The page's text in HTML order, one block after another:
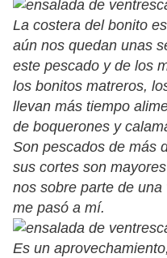
La costera del bonito
aún nos quedan unas
este pescado y de los
los bonitos matreros,
llevan más tiempo
de boquerones y
Son pescados de más
sus cortes son
nos sobre parte de
me pasó a mí.
Es un